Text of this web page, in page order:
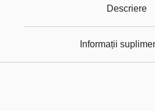
Descriere
Informații